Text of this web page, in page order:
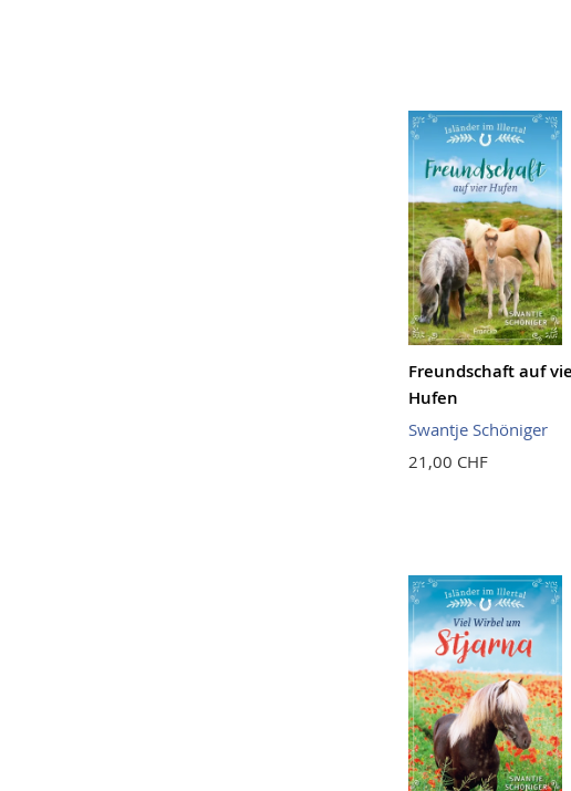
Freundschaft auf
Hufen
Swantje Schöniger
21,00 CHF